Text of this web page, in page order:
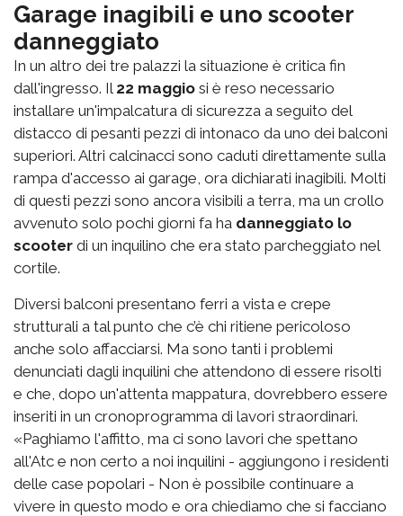
Garage inagibili e uno scooter
danneggiato
In un altro dei tre palazzi la situazione è critica fin
dall'ingresso. Il 22 maggio si è reso necessario
installare un'impalcatura di sicurezza a seguito del
distacco di pesanti pezzi di intonaco da uno dei balconi
superiori. Altri calcinacci sono caduti direttamente sulla
rampa d'accesso ai garage, ora dichiarati inagibili. Molti
di questi pezzi sono ancora visibili a terra, ma un crollo
avvenuto solo pochi giorni fa ha danneggiato lo
scooter di un inquilino che era stato parcheggiato nel
cortile.
Diversi balconi presentano ferri a vista e crepe
strutturali a tal punto che c’è chi ritiene pericoloso
anche solo affacciarsi. Ma sono tanti i problemi
denunciati dagli inquilini che attendono di essere risolti
e che, dopo un'attenta mappatura, dovrebbero essere
inseriti in un cronoprogramma di lavori straordinari.
«Paghiamo l'affitto, ma ci sono lavori che spettano
all'Atc e non certo a noi inquilini - aggiungono i residenti
delle case popolari - Non è possibile continuare a
vivere in questo modo e ora chiediamo che si facciano